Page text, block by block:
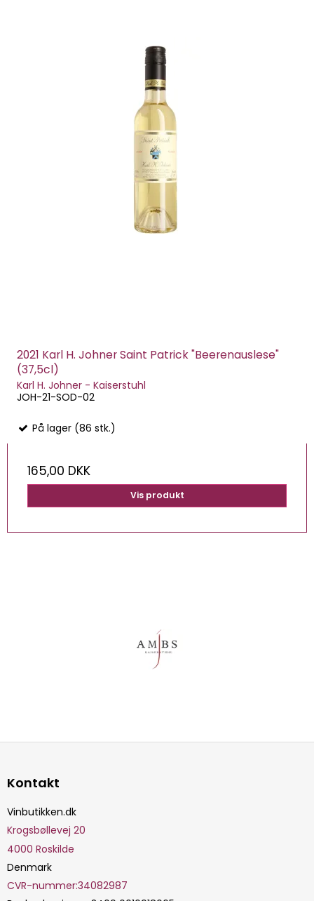
2021 Karl H. Johner Saint Patrick "Beerenauslese"
(37,5cl)
Karl H. Johner - Kaiserstuhl
JOH-21-SOD-02
På lager (86 stk.)
165,00 DKK
Vis produkt
Kontakt
Vinbutikken.dk
Krogsbøllevej 20
4000 Roskilde
Denmark
CVR-nummer:34082987